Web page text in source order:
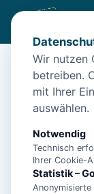
/Unterkünfte /
Exclusiver
in in
26506
Wir nutzen
betreiben.
mit Ihrer
auswählen.
Notwendig
Technisch
Ihrer Cookie-
Statistik –
Anonymisierte